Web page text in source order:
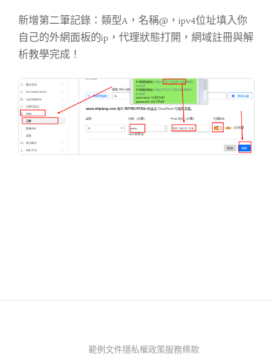
新增第二筆記錄：類型A，名稱@，ipv4位址填入你
自己的外網面板的ip，代理狀態打開，網域註冊與解
析教學完成！
範例文件隱私權政策服務條款